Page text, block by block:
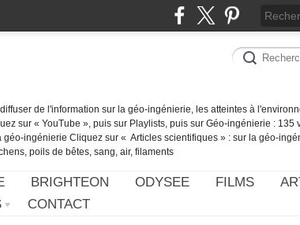
de l'information sur la géo-ingénierie, les atteintes à
sur « YouTube », puis sur Playlists, puis sur Géo-ingénierie : 135
ingénierie Cliquez sur « Articles scientifiques » : sur la géo-
poils de bêtes, sang, air, filaments
BRIGHTEON ODYSEE FILMS
CONTACT